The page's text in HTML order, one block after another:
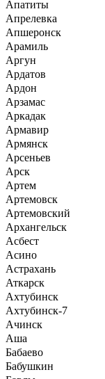
Апатиты
Апрелевка
Апшеронск
Арамиль
Аргун
Ардатов
Ардон
Арзамас
Аркадак
Армавир
Армянск
Арсеньев
Арск
Артем
Артемовск
Артемовский
Архангельск
Асбест
Асино
Астрахань
Аткарск
Ахтубинск
Ахтубинск-7
Ачинск
Аша
Бабаево
Бабушкин